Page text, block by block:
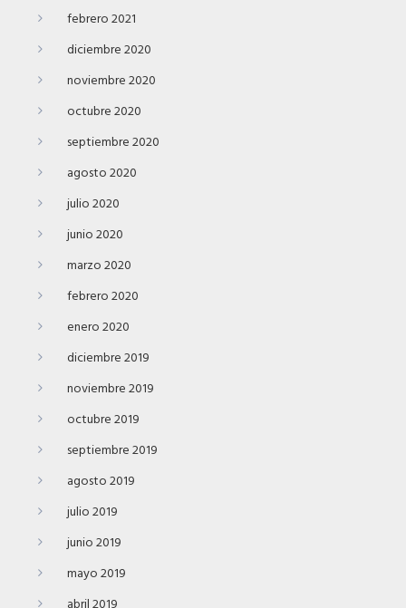
febrero 2021
diciembre 2020
noviembre 2020
octubre 2020
septiembre 2020
agosto 2020
julio 2020
junio 2020
marzo 2020
febrero 2020
enero 2020
diciembre 2019
noviembre 2019
octubre 2019
septiembre 2019
agosto 2019
julio 2019
junio 2019
mayo 2019